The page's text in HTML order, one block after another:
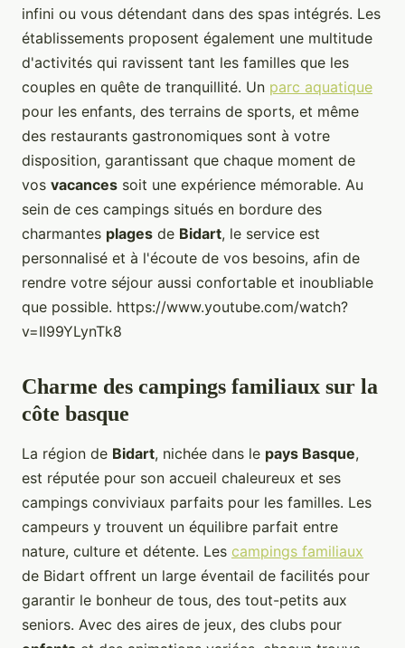
infini ou vous détendant dans des spas intégrés. Les
établissements proposent également une multitude
d'activités qui ravissent tant les familles que les
couples en quête de tranquillité. Un parc aquatique
pour les enfants, des terrains de sports, et même
des restaurants gastronomiques sont à votre
disposition, garantissant que chaque moment de
vos vacances soit une expérience mémorable. Au
sein de ces campings situés en bordure des
charmantes plages de Bidart, le service est
personnalisé et à l'écoute de vos besoins, afin de
rendre votre séjour aussi confortable et inoubliable
que possible. https://www.youtube.com/watch?
v=Il99YLynTk8
Charme des campings familiaux sur la
côte basque
La région de Bidart, nichée dans le pays Basque,
est réputée pour son accueil chaleureux et ses
campings conviviaux parfaits pour les familles. Les
campeurs y trouvent un équilibre parfait entre
nature, culture et détente. Les campings familiaux
de Bidart offrent un large éventail de facilités pour
garantir le bonheur de tous, des tout-petits aux
seniors. Avec des aires de jeux, des clubs pour